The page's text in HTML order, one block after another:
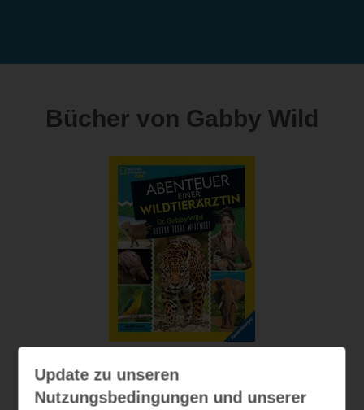
Bücher von Gabby Wild
National Geographic
Kids - Abenteuer
einer Wildtierärztin
Update zu unseren
Nutzungsbedingungen und unserer